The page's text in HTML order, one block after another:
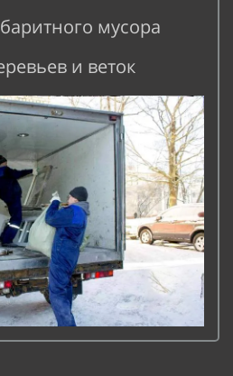
мусора
и веток